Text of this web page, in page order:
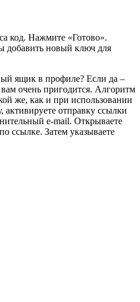
код. Нажмите «Готово».
добавить новый ключ для
ящик в профиле? Если да –
вам очень пригодится. Алгоритм
же, как и при использовании
активируете отправку ссылки
e-mail. Открываете
ссылке. Затем указываете